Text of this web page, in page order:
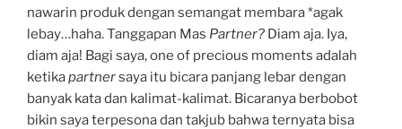
nawarin produk dengan semangat membara *agak
lebay…haha. Tanggapan Mas Partner? Diam aja. Iya,
diam aja! Bagi saya, one of precious moments adalah
ketikapartnersaya itu bicara panjang lebar dengan
banyak kata dan kalimat-kalimat. Bicaranya berbobot
bikin saya terpesona dan takjub bahwa ternyata bisa